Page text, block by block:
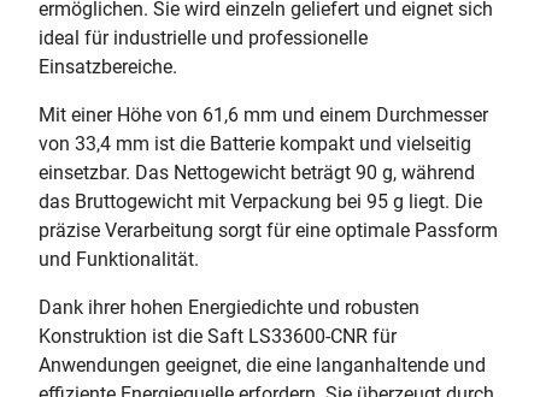
ermöglichen. Sie wird einzeln geliefert und eignet sich
ideal für industrielle und professionelle
Einsatzbereiche.
Mit einer Höhe von 61,6 mm und einem Durchmesser
von 33,4 mm ist die Batterie kompakt und vielseitig
einsetzbar. Das Nettogewicht beträgt 90 g, während
das Bruttogewicht mit Verpackung bei 95 g liegt. Die
präzise Verarbeitung sorgt für eine optimale Passform
und Funktionalität.
Dank ihrer hohen Energiedichte und robusten
Konstruktion ist die Saft LS33600-CNR für
Anwendungen geeignet, die eine langanhaltende und